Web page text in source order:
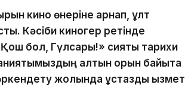
кино өнеріне арнап, ұлт
Кәсіби киногер ретінде
бол, Гүлсары!» сияқты тарихи
алтын қорын байыта
жолында ұстаздық қызмет